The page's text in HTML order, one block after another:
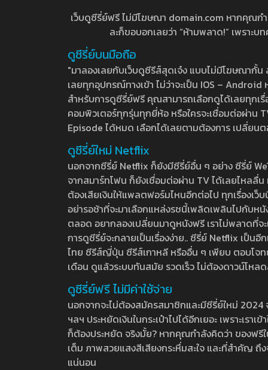
เว็บดูซีรี่ย์ฟรี ไม่มีโฆษณา domain.com หากคุณก
ละก็ขอบอกเลยว่า “ห้ามพลาด!” เพราะ
ดูซีรี่ย์บนมือถือ
"มาลองเลยกับเว็บดูซีรีส์สุดเจ๋ง แบบไม่มีโฆษณากั้
เลยทุกอุปกรณ์ทางเข้า ไม่ว่าจะเป็น IOS –
สำหรับการดูซีรี่ย์ฟรี คุณสามารถเลือกดูได้เลยทุกเ
คอมพิวเตอร์ทุกรุ่นทุกยี่ห้อ หรือใครจะเชื่อมต่อผ่าน
Episode ได้หมด เลือกได้เลยตามต้องการ เปลี่ยน
ดูซีรี่ย์ใหม่ Netflix
นอกจากซีรี่ย์ Netflix ก็ยังมีซีรี่ย์อื่น ๆ อย่าง ซีรี่ย์
จากสมาร์ทโฟน ก็ยังเชื่อมต่อผ่าน TV ได้เลยไหลลื่
ต้องเสียเงินให้แพลตฟอร์มไหนอีกต่อไป ทุกเรื่องเว็
อย่ารอช้าที่จะมาเลือกแหล่งรชนี้เพลิดเพลินไปกับห
ตลอด อยากลองเปลี่ยนมาดูหนังฟรี เราไม่พลาดที่
การดูซีรี่ย์จะกลายเป็นเรื่องง่าย.. ซีรี่ย์ Netflix เป็น
ไทย ซีรีส์ญี่ปุ่น ซีรีส์เกาหลี หรืออื่น ๆ เพียบ ตอบโจท
เดือน ดูแล้วระบบทันสมัย รวดเร็ว ไม่ต้องดาวน์โห
ดูซีรี่ย์ฟรี ไม่มีค่าใช้จ่าย
นอกจากจะไม่ต้องสมัครสมาชิกและมีซีรี่ย์ใหม่
ฯลฯ ประหยัดเงินในกระเป๋าไปได้อีกเยอะ เพราะเร
ก็ต้องประหยัด จริงมั้ย? หากคุณกำลังคิดว่า ของฟ
เต็ม ภาพสวยแสงสีเสียงกระหึ่มสะใจ และที่สำคัญ
แน่นอน